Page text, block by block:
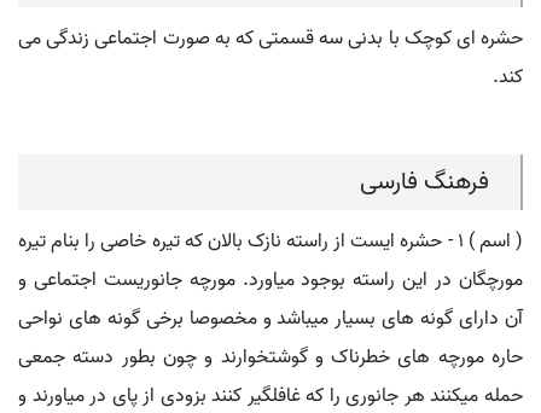
حشره ای کوچک با بدنی سه قسمتی که به صورت اجتماعی زندگی می
کند.
فرهنگ فارسی
( اسم ) ۱ - حشره ایست از راسته نازک بالان که تیره خاصی را بنام تیره
مورچگان در این راسته بوجود میاورد. مورچه جانوریست اجتماعی و
آن دارای گونه های بسیار میباشد و مخصوصا برخی گونه های نواحی
حاره مورچه های خطرناک و گوشتخوارند و چون بطور دسته جمعی
حمله میکنند هر جانوری را که غافلگیر کنند بزودی از پای در میاورند و